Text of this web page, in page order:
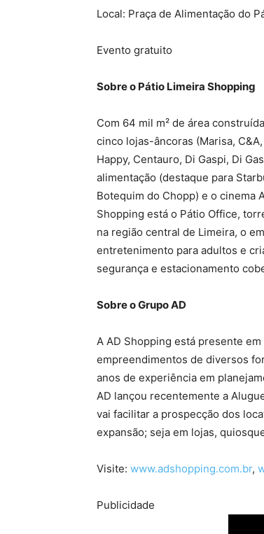
Local: Praça de Alimentação do
Evento gratuito
Sobre o Pátio Limeira Shopping
Com 64 mil m² de área
cinco lojas-âncoras (Marisa,
Happy, Centauro, Di Gaspi, Di
alimentação (destaque para
Botequim do Chopp) e o cinema
Shopping está o Pátio Office,
na região central de Limeira, o
entretenimento para adultos e
segurança e estacionamento
Sobre o Grupo AD
A AD Shopping está presente
empreendimentos de diversos
anos de experiência em
AD lançou recentemente a
vai facilitar a prospecção dos
expansão; seja em lojas,
Visite: www.adshopping.com.br,
Publicidade